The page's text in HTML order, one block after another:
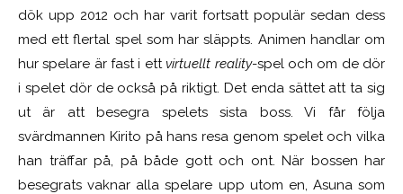
dök upp 2012 och har varit fortsatt populär sedan dess
med ett flertal spel som har släppts. Animen handlar om
hur spelare är fast i ett virtuellt reality-spel och om de dör
i spelet dör de också på riktigt. Det enda sättet att ta sig
ut är att besegra spelets sista boss. Vi får följa
svärdmannen Kirito på hans resa genom spelet och vilka
han träffar på, på både gott och ont. När bossen har
besegrats vaknar alla spelare upp utom en, Asuna som